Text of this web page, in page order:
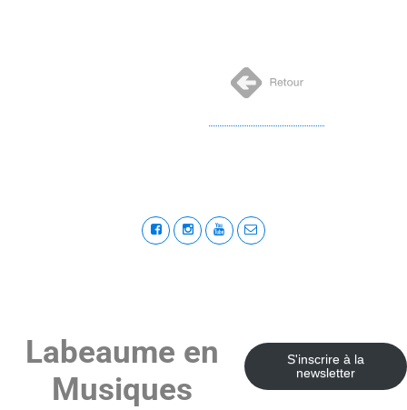
Labeaume en
Musiques
S'inscrire à la
newsletter